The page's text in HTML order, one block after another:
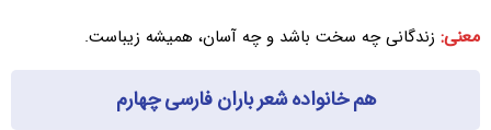
معنی: زندگانی چه سخت باشد و چه آسان، همیشه زیباست.
هم خانواده شعر باران فارسی چهارم